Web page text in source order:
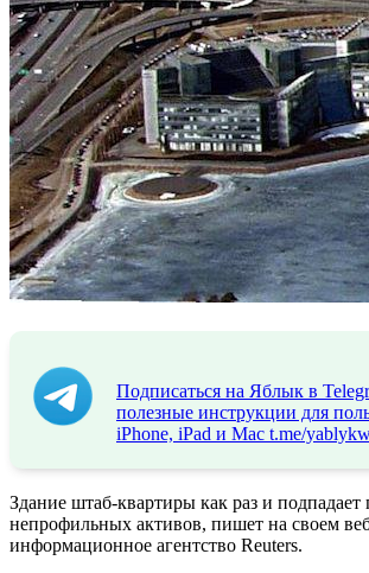
Подписаться на Яблык в
полезные инструкции для
iPhone, iPad и Mac t.me/
Здание штаб-квартиры как раз и подпадает
непрофильных активов, пишет на своем
информационное агентство Reuters.